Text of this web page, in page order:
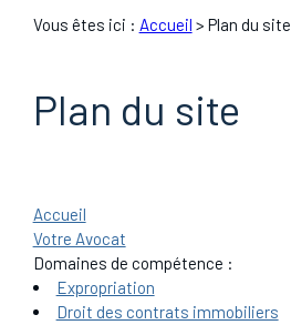
Vous êtes ici : Accueil > Plan du site
Plan du site
Accueil
Votre Avocat
Domaines de compétence
Expropriation
Droit des contrats immobiliers